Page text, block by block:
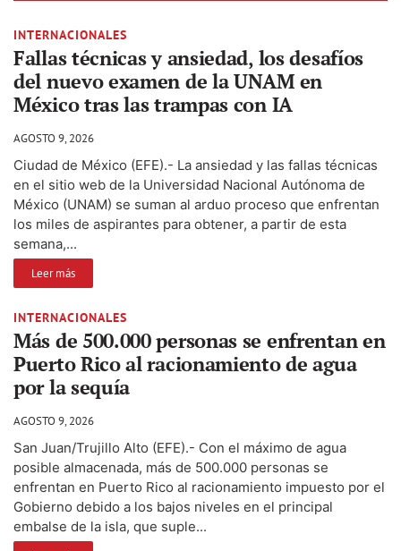
INTERNACIONALES
Fallas técnicas y ansiedad, los desafíos
del nuevo examen de la UNAM en
México tras las trampas con IA
AGOSTO 9, 2026
Ciudad de México (EFE).- La ansiedad y las fallas técnicas
en el sitio web de la Universidad Nacional Autónoma de
México (UNAM) se suman al arduo proceso que enfrentan
los miles de aspirantes para obtener, a partir de esta
semana,...
Leer más
INTERNACIONALES
Más de 500.000 personas se enfrentan en
Puerto Rico al racionamiento de agua
por la sequía
AGOSTO 9, 2026
San Juan/Trujillo Alto (EFE).- Con el máximo de agua
posible almacenada, más de 500.000 personas se
enfrentan en Puerto Rico al racionamiento impuesto por el
Gobierno debido a los bajos niveles en el principal
embalse de la isla, que suple...